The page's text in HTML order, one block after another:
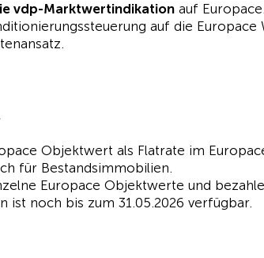
vdp-Marktwertindikation auf
auf die
Objektwert als Flatrate im
für Bestandsimmobilien.
Europace Objektwerte und
noch bis zum 31.05.2026 verfügbar.